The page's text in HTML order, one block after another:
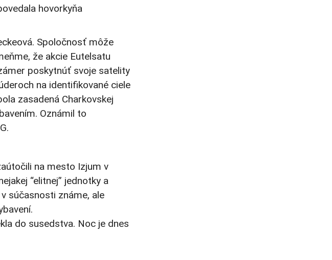
hovorkyňa
Spoločnosť môže
že akcie Eutelsatu
poskytnúť svoje satelity
na identifikované ciele
zasadená Charkovskej
Oznámil to
na mesto Izjum v
“elitnej” jednotky a
súčasnosti známe, ale
do susedstva. Noc je dnes